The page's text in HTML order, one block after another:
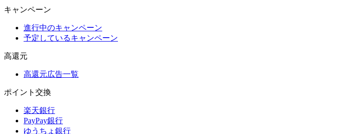
キャンペーン
進行中のキャンペーン
予定しているキャンペーン
高還元
高還元広告一覧
ポイント交換
楽天銀行
PayPay銀行
ゆうちょ銀行